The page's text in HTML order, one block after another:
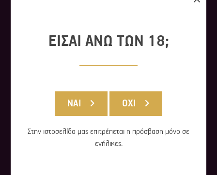
ΕΙΣΑΙ ΑΝΩ ΤΩΝ 18;
ΝΑΙ ΟΧΙ
Στην ιστοσελίδα μας επιτρέπεται η πρόσβαση μόνο σε
ενήλικες.